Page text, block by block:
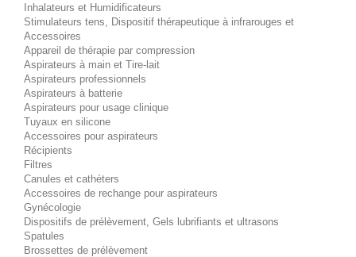
Inhalateurs et Humidificateurs
Stimulateurs tens, Dispositif thérapeutique à infrarouges et
Accessoires
Appareil de thérapie par compression
Aspirateurs à main et Tire-lait
Aspirateurs professionnels
Aspirateurs à batterie
Aspirateurs pour usage clinique
Tuyaux en silicone
Accessoires pour aspirateurs
Récipients
Filtres
Canules et cathéters
Accessoires de rechange pour aspirateurs
Gynécologie
Dispositifs de prélèvement, Gels lubrifiants et ultrasons
Spatules
Brossettes de prélèvement